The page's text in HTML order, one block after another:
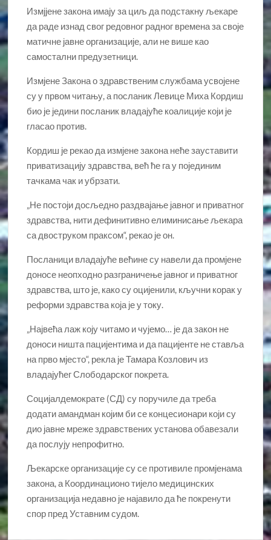
Измјјене закона имају за циљ да подстакну љекаре
да раде изнад свог редовног радног времена за своје
матичне јавне организације, али не више као
самостални предузетници.
Измјене Закона о здравственим службама усвојене
су у првом читању, а посланик Левице Миха Кордиш
био је једини посланик владајуће коалиције који је
гласао против.
Кордиш је рекао да измјене закона неће зауставити
приватизацију здравства, већ ће га у појединим
тачкама чак и убрзати.
„Не постоји досљедно раздвајање јавног и приватног
здравства, нити дефинитивно елиминисање љекара
са двоструком праксом“, рекао је он.
Посланици владајуће већине су навели да промјене
доносе неопходно разграничење јавног и приватног
здравства, што је, како су оцијенили, кључни корак у
реформи здравства која је у току.
„Највећа лаж коју читамо и чујемо… је да закон не
доноси ништа пацијентима и да пацијенте не ставља
на прво мјесто“, рекла је Тамара Козлович из
владајућег Слободарског покрета.
Социјалдемократе (СД) су поручиле да треба
додати амандман којим би се концесионари који су
дио јавне мреже здравствених установа обавезали
да послују непрофитно.
Љекарске организације су се противиле промјенама
закона, а Координационо тијело медицинских
организација недавно је најавило да ће покренути
спор пред Уставним судом.